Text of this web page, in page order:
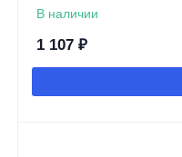
В наличии
1 107 ₽